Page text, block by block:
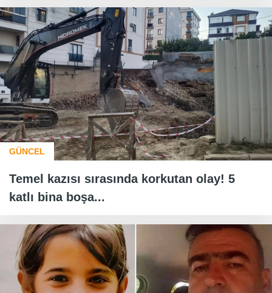
GÜNCEL
Temel kazısı sırasında korkutan olay! 5
katlı bina boşa...